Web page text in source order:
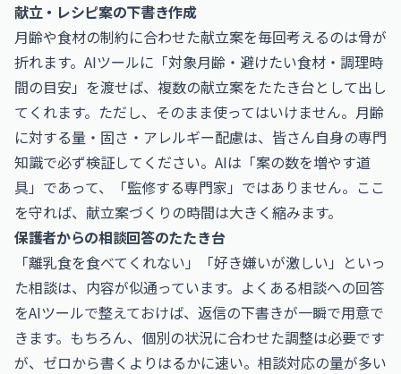
献立・レシピ案の下書き作成
月齢や食材の制約に合わせた献立案を毎回考えるのは骨が
折れます。AIツールに「対象月齢・避けたい食材・調理時
間の目安」を渡せば、複数の献立案をたたき台として出し
てくれます。ただし、そのまま使ってはいけません。月齢
に対する量・固さ・アレルギー配慮は、皆さん自身の専門
知識で必ず検証してください。AIは「案の数を増やす道
具」であって、「監修する専門家」ではありません。ここ
を守れば、献立案づくりの時間は大きく縮みます。
保護者からの相談回答のたたき台
「離乳食を食べてくれない」「好き嫌いが激しい」といっ
た相談は、内容が似通っています。よくある相談への回答
をAIツールで整えておけば、返信の下書きが一瞬で用意で
きます。もちろん、個別の状況に合わせた調整は必要です
が、ゼロから書くよりはるかに速い。相談対応の量が多い